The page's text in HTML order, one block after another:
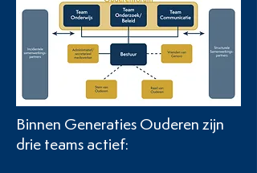
Binnen Generaties Ouderen zijn
drie teams actief: